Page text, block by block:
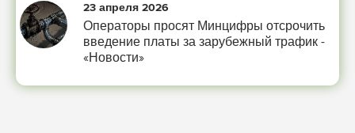
23 апреля 2026
Операторы просят Минцифры отсрочить
введение платы за зарубежный трафик -
«Новости»